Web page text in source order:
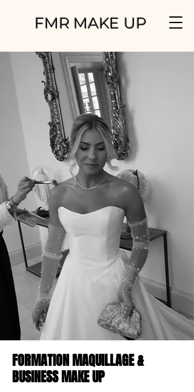
FMR MAKE UP
FORMATION MAQUILLAGE &
BUSINESS MAKE UP